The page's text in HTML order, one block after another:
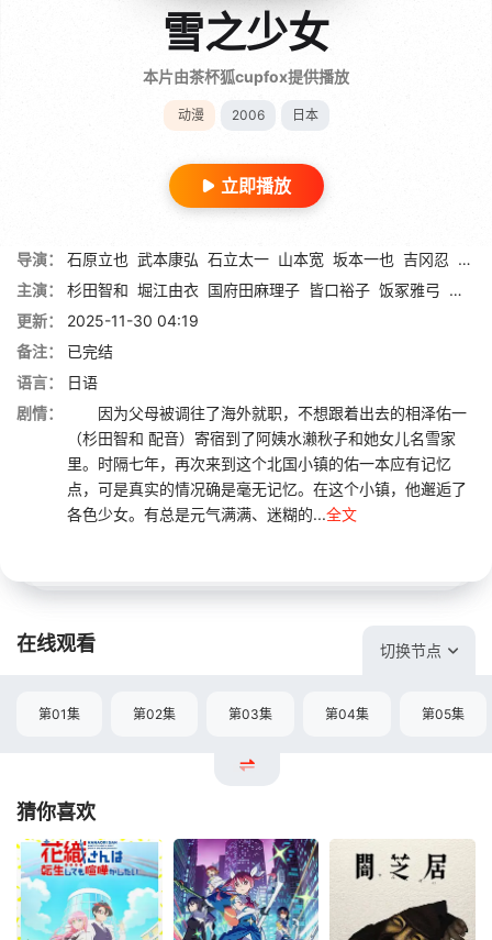
雪之少女
本片由茶杯狐cupfox提供播放
动漫 2006 日本
立即播放
导演： 石原立也 武本康弘 石立太一 山本宽 坂本一也 吉冈忍 高
主演：
杉田智和 堀江由衣 国府田麻理子 皆口裕子 饭冢雅弓 田村
更新：
2025-11-30 04:19
备注：
已完结
语言：
日语
剧情：
因为父母被调往了海外就职，不想跟着出去的相泽佑一
（杉田智和 配音）寄宿到了阿姨水濑秋子和她女儿名雪家
里。时隔七年，再次来到这个北国小镇的佑一本应有记忆
点，可是真实的情况确是毫无记忆。在这个小镇，他邂逅了
各色少女。有总是元气满满、迷糊的...全文
在线观看 切换节点
第01集 第02集 第03集 第04集 第05集
猜你喜欢